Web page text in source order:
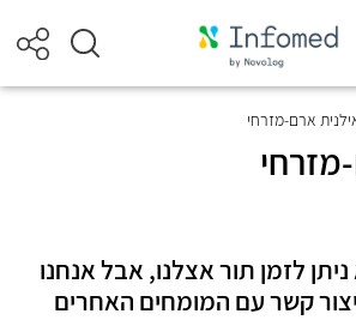
ארם-מזרחי
מזרחי
לזמן תור אצלנו, אבל אנחנו
קשר עם המומחים האחרים